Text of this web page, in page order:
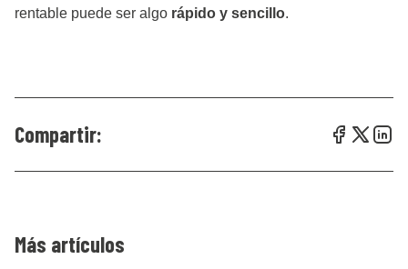
rentable puede ser algo rápido y sencillo.
Compartir:
Más artículos